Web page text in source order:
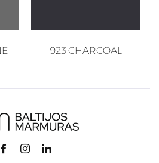
923 CHARCOAL